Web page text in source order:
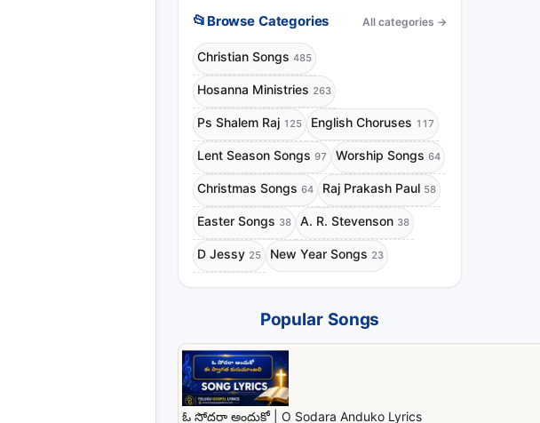
📂 Browse Categories All categories →
Christian Songs 485
Hosanna Ministries 263
Ps Shalem Raj 125 English Choruses 117
Lent Season Songs 97 Worship Songs 64
Christmas Songs 64 Raj Prakash Paul 58
Easter Songs 38 A. R. Stevenson 38
D Jessy 25 New Year Songs 23
Popular Songs
ఓ సోదరా అందుకో | O Sodara Anduko Lyrics